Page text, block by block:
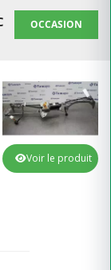
OCCASION
Voir le produit